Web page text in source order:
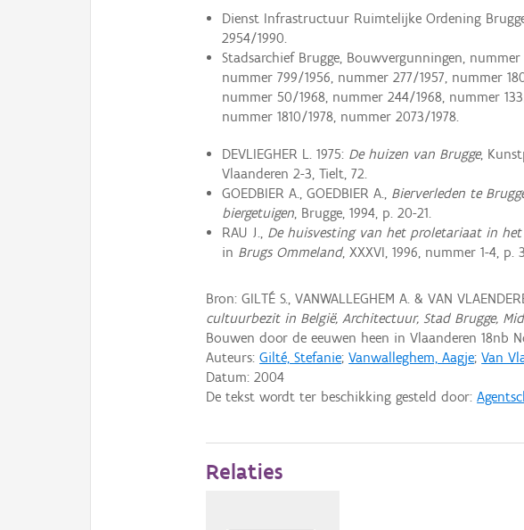
Dienst Infrastructuur Ruimtelijke Ordening
2954/1990.
Stadsarchief Brugge, Bouwvergunningen, nummer
nummer 799/1956, nummer 277/1957, nummer
nummer 50/1968, nummer 244/1968, nummer
nummer 1810/1978, nummer 2073/1978.
DEVLIEGHER L. 1975: De huizen van Brugge,
Vlaanderen 2-3, Tielt, 72.
GOEDBIER A., GOEDBIER A., Bierverleden te
biergetuigen, Brugge, 1994, p. 20-21.
RAU J., De huisvesting van het proletariaat in het
in Brugs Ommeland, XXXVI, 1996, nummer 1-4, p.
Bron: GILTÉ S., VANWALLEGHEM A. & VAN
cultuurbezit in België, Architectuur, Stad Brugge,
Bouwen door de eeuwen heen in Vlaanderen 18nb
Auteurs:Gilté, Stefanie;Vanwalleghem, Aagje;Van
Datum:2004
De tekst wordt ter beschikking gesteld door:
Relaties